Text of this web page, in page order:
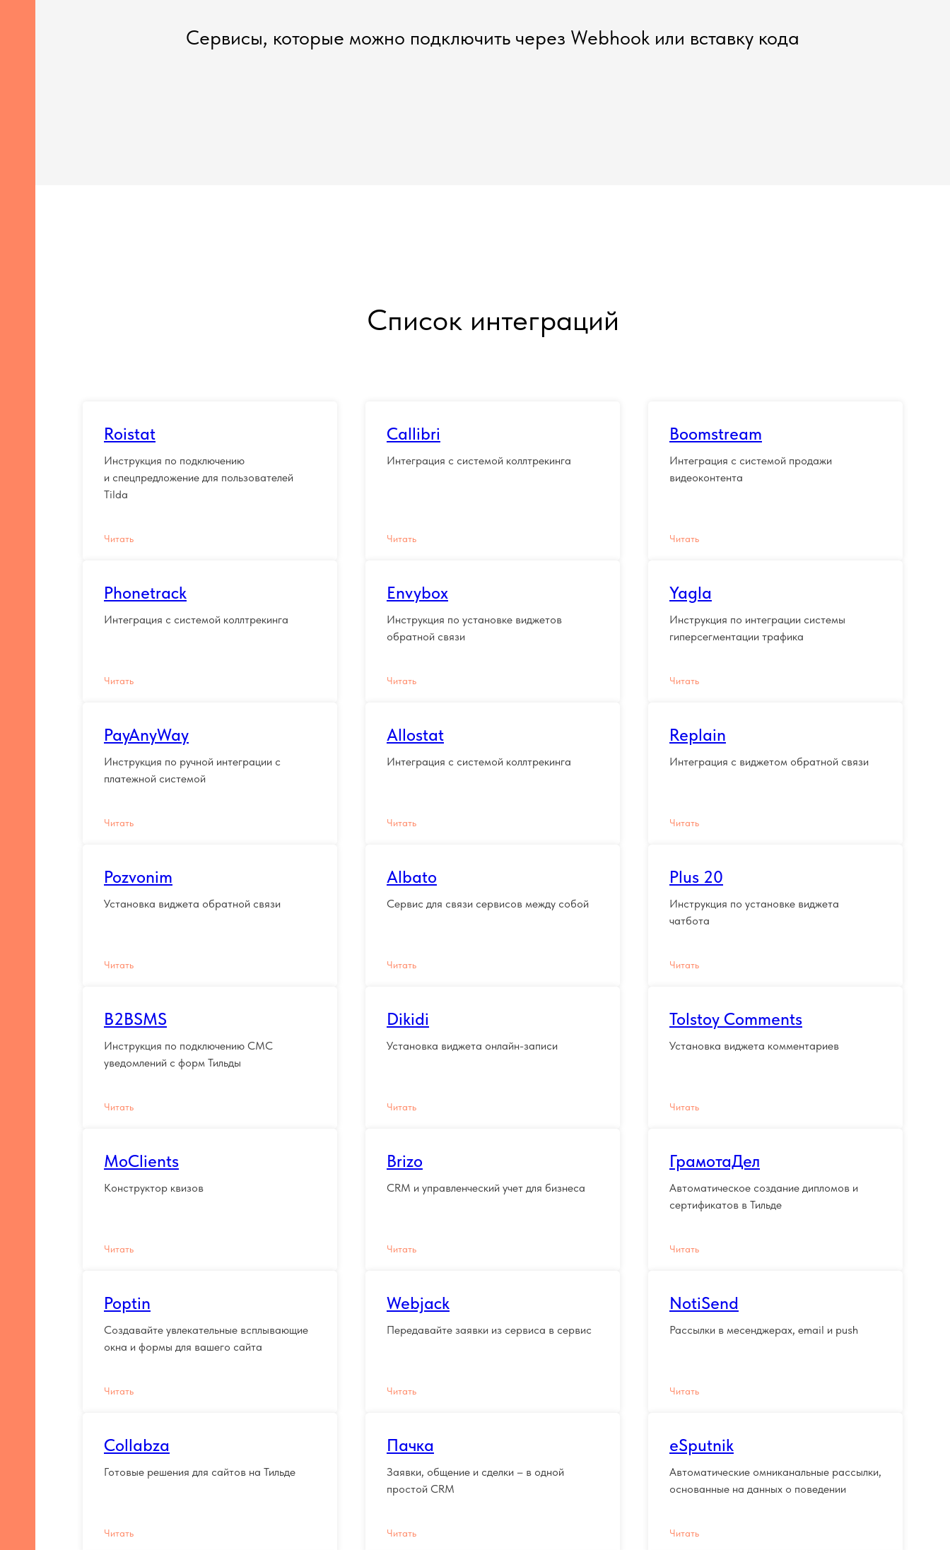
Сервисы, которые можно подключить через Webhook или вставку кода
Список интеграций
Roistat
Инструкция по подключению
и спецпредложение для пользователей
Tilda
Читать
Callibri
Интеграция с системой коллтрекинга
Читать
Boomstream
Интеграция с системой продажи
видеоконтента
Читать
Phonetrack
Интеграция с системой коллтрекинга
Читать
Envybox
Инструкция по установке виджетов
обратной связи
Читать
Yagla
Инструкция по интеграции системы
гиперсегментации трафика
Читать
PayAnyWay
Инструкция по ручной интеграции с
платежной системой
Читать
Allostat
Интеграция с системой коллтрекинга
Читать
Replain
Интеграция с виджетом обратной связи
Читать
Pozvonim
Установка виджета обратной связи
Читать
Albato
Сервис для связи сервисов между собой
Читать
Plus 20
Инструкция по установке виджета
чатбота
Читать
B2BSMS
Инструкция по подключению СМС
уведомлений с форм Тильды
Читать
Dikidi
Установка виджета онлайн-записи
Читать
Tolstoy Comments
Установка виджета комментариев
Читать
MoClients
Конструктор квизов
Читать
Brizo
CRM и управленческий учет для бизнеса
Читать
ГрамотаДел
Автоматическое создание дипломов и
сертификатов в Тильде
Читать
Poptin
Создавайте увлекательные всплывающие
окна и формы для вашего сайта
Читать
Webjack
Передавайте заявки из сервиса в сервис
Читать
NotiSend
Рассылки в месенджерах, email и push
Читать
Collabza
Готовые решения для сайтов на Тильде
Читать
Пачка
Заявки, общение и сделки – в одной
простой CRM
Читать
eSputnik
Автоматические омниканальные рассылки,
основанные на данных о поведении
Читать